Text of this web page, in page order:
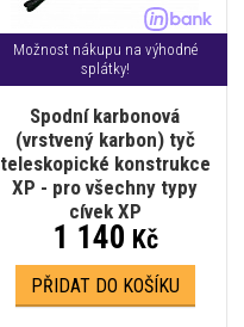
Možnost nákupu na výhodné
splátky!
Spodní karbonová
(vrstvený karbon) tyč
teleskopické konstrukce
XP - pro všechny typy
cívek XP
1 140 Kč
PŘIDAT DO KOŠÍKU